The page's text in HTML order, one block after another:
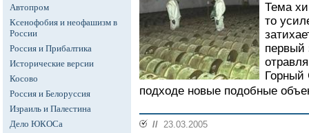
Автопром
Ксенофобия и неофашизм в
России
Россия и Прибалтика
Исторические версии
Косово
Россия и Белоруссия
Израиль и Палестина
Дело ЮКОСа
Тема
то
первый
Горный
подходе новые подобные
// 23.03.2005